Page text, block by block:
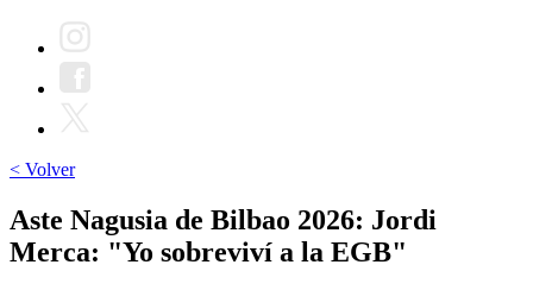
< Volver
Aste Nagusia de Bilbao 2026: Jordi
Merca: "Yo sobreviví a la EGB"